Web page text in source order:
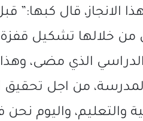
قال كبها:”
خلالها تشكيل قفزة
عن العام الدراسي الذي
من اجل تحقيق
والتعليم، واليوم نحن